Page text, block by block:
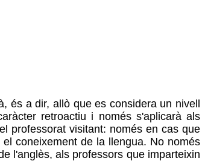
és a dir, allò que es considera un nivell
retroactiu i només s'aplicarà als
professorat visitant: només en cas que
coneixement de la llengua. No només
l'anglès, als professors que imparteixin